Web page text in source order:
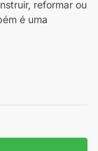
reformar ou
é uma